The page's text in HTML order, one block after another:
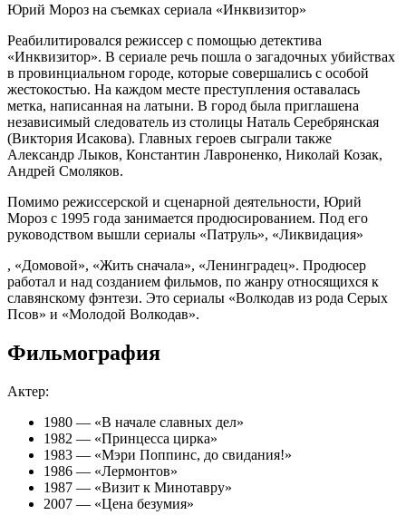
Юрий Мороз на съемках сериала «Инквизитор»
Реабилитировался режиссер с помощью детектива
«Инквизитор». В сериале речь пошла о загадочных убийствах
в провинциальном городе, которые совершались с особой
жестокостью. На каждом месте преступления оставалась
метка, написанная на латыни. В город была приглашена
независимый следователь из столицы Наталь Серебрянская
(Виктория Исакова). Главных героев сыграли также
Александр Лыков, Константин Лавроненко, Николай Козак,
Андрей Смоляков.
Помимо режиссерской и сценарной деятельности, Юрий
Мороз с 1995 года занимается продюсированием. Под его
руководством вышли сериалы «Патруль», «Ликвидация»
, «Домовой», «Жить сначала», «Ленинградец». Продюсер
работал и над созданием фильмов, по жанру относящихся к
славянскому фэнтези. Это сериалы «Волкодав из рода Серых
Псов» и «Молодой Волкодав».
Фильмография
Актер:
1980 — «В начале славных дел»
1982 — «Принцесса цирка»
1983 — «Мэри Поппинс, до свидания!»
1986 — «Лермонтов»
1987 — «Визит к Минотавру»
2007 — «Цена безумия»